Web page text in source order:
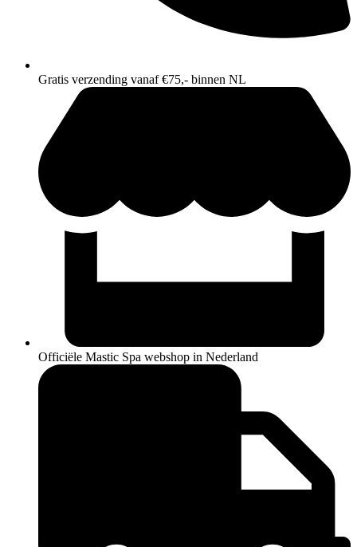
Gratis verzending vanaf €75,- binnen NL
Officiële Mastic Spa webshop in Nederland